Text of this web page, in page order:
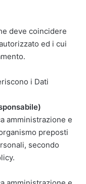
deve coincidere
ed i cui
i Dati
amministrazione e
preposti
secondo